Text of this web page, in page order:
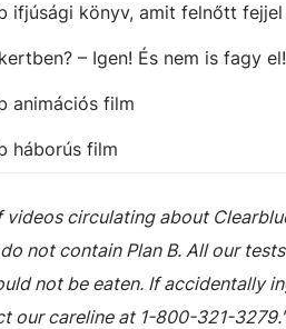
ifjúsági könyv, amit felnőtt
– Igen! És nem is fagy el!
animációs film
háborús film
videos circulating about
not contain Plan B. All our
not be eaten. If accidentally
our careline at 1-800-321-3279."